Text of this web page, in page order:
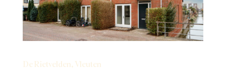
De Rietvelden, Vleuten